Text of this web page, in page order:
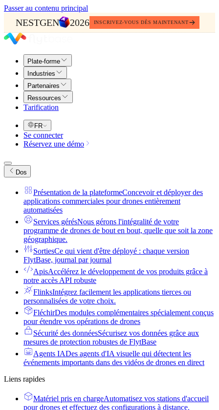
Passer au contenu principal
NESTGEN 2026 INSCRIVEZ-VOUS DÈS MAINTENANT
Plate-forme
Industries
Partenaires
Ressources
Tarification
FR
Se connecter
Réservez une démo
Dos
Présentation de la plateformeConcevoir et déployer des
applications commerciales pour drones entièrement
automatisées
Services gérésNous gérons l'intégralité de votre
programme de drones de bout en bout, quelle que soit la zone
géographique.
SortiesCe qui vient d'être déployé : chaque version
FlytBase, journal par journal
ApisAccélérez le développement de vos produits grâce à
notre accès API robuste
FlinksIntégrez facilement les applications tierces ou
personnalisées de votre choix.
FléchirDes modules complémentaires spécialement conçus
pour étendre vos opérations de drones
Sécurité des donnéesSécurisez vos données grâce aux
mesures de protection robustes de FlytBase
Agents IADes agents d'IA visuelle qui détectent les
événements importants dans des vidéos de drones en direct
Liens rapides
Matériel pris en chargeAutomatisez vos stations d'accueil
pour drones et effectuez des configurations à distance.